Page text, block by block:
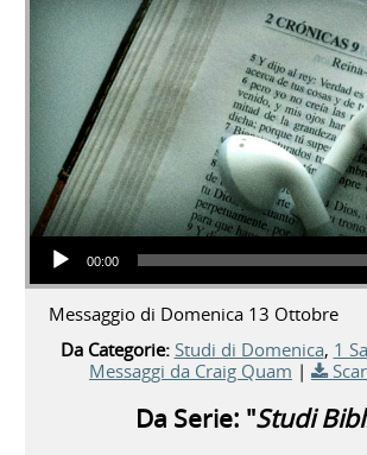
Audio Player
00:00
Messaggio di Domenica 13 Ottobre
Da Categorie: Studi di Domenica, 1
Messaggi da Craig Quam |
Da Serie: "Studi